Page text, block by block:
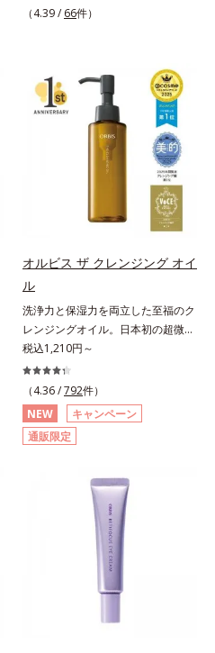
した肌科学エイジングケア(*3)シリ
対処するのではなく、肌で起きてい
ることの根本原因に着目。加齢とと
もに現れる年齢サイン(*5)について
研究を進めたところ、弾力感のない
状態である「ハリのなさ」や、くす
み(*6)などが現れている状態である
「透明感のなさ」が現れることで大
人の肌印象に大きな影響を与えてい
ることが分かりました。そこでオル
ビスユー ドットシリーズは美容成
分(*7)として「G.D.F.アクティベー
ター(*8)」を配合。そして、従来か
ら配合している美白有効成分「トラ
ネキサム酸」を配合しました。さら
に、シリーズ共通の美容成分(*7)
「GLルートブースター(*9)」を配合
することで、肌のふっくら感や透明
感を叶えます。美白ケアしながら多
角的なエイジングケアが叶うシリー
ズに。3ステップで上向き(*10)のハ
リと透明感を。効果的なシナジー設
援します。*1 メラニンの生成を抑
え、シミ・ソバカスを防ぐ（ウォッ
シュ除く）*2 オルビス内スキンケ
アシリーズの保湿力*3 年齢に応じ
たお手入れのこと*4 うるおいによ
る*5 乾燥、ハリ・ツヤのなさ
*6 乾燥による*7 保湿成分*8
（4.39 / 66件）
オルビス ザ クレンジング オイ
ル
洗浄力と保湿力を両立した至福のク
レンジングオイル。日本初の超微粒
子技術(*1)が毛穴奥の微細な汚れに
アプローチ。圧倒的な洗浄力と毛穴
悩みに着目したクレンジングオイル
です。日本初・超微粒子技術(*1)
で、さっと塗り広げるだけで濃いメ
イクはもちろん毛穴悩みも取り去
キンケア0番目に、かつてないクレ
ンジング(*2)をご用意しました。ポ
ーラ化成は独自の先端研究により、
ナノバブルよりも小さい超微粒子
(*3)をクレンジングに搭載すること
に成功。毛穴よりはるかに小さい超
微粒子とオイルが肌と汚れの間に入
税込1,210円～
（4.36 /792件）
NEW
キャンペーン
通販限定